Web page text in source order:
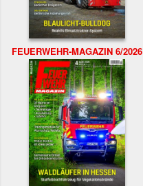
FEUERWEHR-MAGAZIN 6/2026